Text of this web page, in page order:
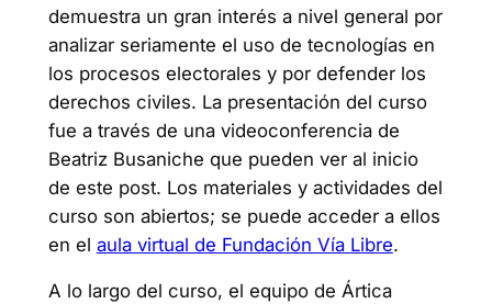
demuestra un gran interés a nivel general por
analizar seriamente el uso de tecnologías en
los procesos electorales y por defender los
derechos civiles. La presentación del curso
fue a través de una videoconferencia de
Beatriz Busaniche que pueden ver al inicio
de este post. Los materiales y actividades del
curso son abiertos; se puede acceder a ellos
en el aula virtual de Fundación Vía Libre.
A lo largo del curso, el equipo de Ártica